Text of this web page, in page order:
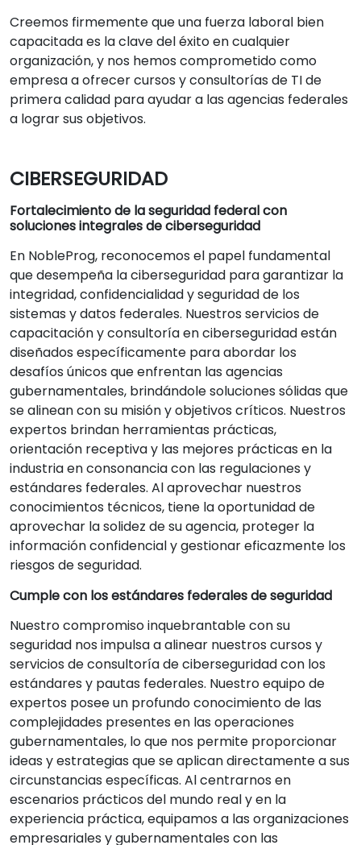
Creemos firmemente que una fuerza laboral bien
capacitada es la clave del éxito en cualquier
organización, y nos hemos comprometido como
empresa a ofrecer cursos y consultorías de TI de
primera calidad para ayudar a las agencias federales
a lograr sus objetivos.
CIBERSEGURIDAD
Fortalecimiento de la seguridad federal con
soluciones integrales de ciberseguridad
En NobleProg, reconocemos el papel fundamental
que desempeña la ciberseguridad para garantizar la
integridad, confidencialidad y seguridad de los
sistemas y datos federales. Nuestros servicios de
capacitación y consultoría en ciberseguridad están
diseñados específicamente para abordar los
desafíos únicos que enfrentan las agencias
gubernamentales, brindándole soluciones sólidas que
se alinean con su misión y objetivos críticos. Nuestros
expertos brindan herramientas prácticas,
orientación receptiva y las mejores prácticas en la
industria en consonancia con las regulaciones y
estándares federales. Al aprovechar nuestros
conocimientos técnicos, tiene la oportunidad de
aprovechar la solidez de su agencia, proteger la
información confidencial y gestionar eficazmente los
riesgos de seguridad.
Cumple con los estándares federales de seguridad
Nuestro compromiso inquebrantable con su
seguridad nos impulsa a alinear nuestros cursos y
servicios de consultoría de ciberseguridad con los
estándares y pautas federales. Nuestro equipo de
expertos posee un profundo conocimiento de las
complejidades presentes en las operaciones
gubernamentales, lo que nos permite proporcionar
ideas y estrategias que se aplican directamente a sus
circunstancias específicas. Al centrarnos en
escenarios prácticos del mundo real y en la
experiencia práctica, equipamos a las organizaciones
empresariales y gubernamentales con las